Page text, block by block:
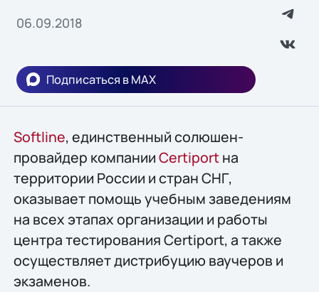
06.09.2018
Подписаться в MAX
Softline, единственный солюшен-
провайдер компанииCertiportна
территории России и стран СНГ,
оказывает помощь учебным заведениям
на всех этапах организации и работы
центра тестирования Certiport, а также
осуществляет дистрибуцию ваучеров и
экзаменов.